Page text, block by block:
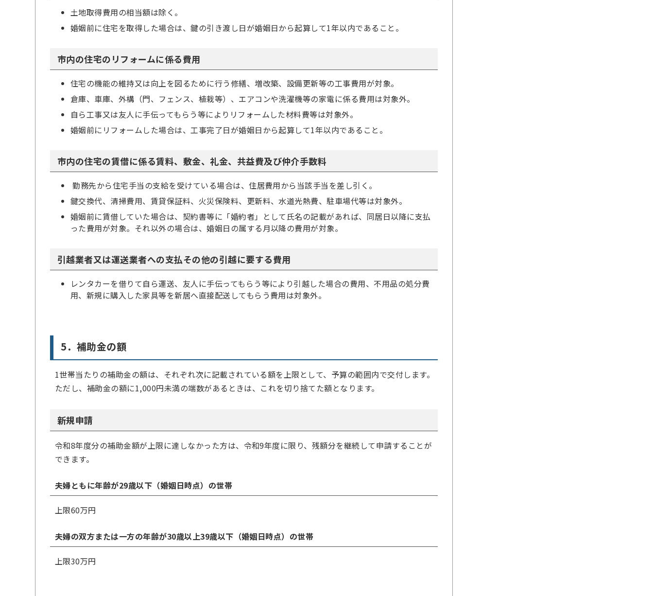
土地取得費用の相当額は除く。
婚姻前に住宅を取得した場合は、鍵の引き渡し日が婚姻日から起算して1年以内であること。
市内の住宅のリフォームに係る費用
住宅の機能の維持又は向上を図るために行う修繕、増改築、設備更新等の工事費用が対象。
倉庫、車庫、外構（門、フェンス、植栽等）、エアコンや洗濯機等の家電に係る費用は対象外。
自ら工事又は友人に手伝ってもらう等によりリフォームした材料費等は対象外。
婚姻前にリフォームした場合は、工事完了日が婚姻日から起算して1年以内であること。
市内の住宅の賃借に係る賃料、敷金、礼金、共益費及び仲介手数料
勤務先から住宅手当の支給を受けている場合は、住居費用から当該手当を差し引く。
鍵交換代、清掃費用、賃貸保証料、火災保険料、更新料、水道光熱費、駐車場代等は対象外。
婚姻前に賃借していた場合は、契約書等に「婚約者」として氏名の記載があれば、同居日以降に支払
った費用が対象。それ以外の場合は、婚姻日の属する月以降の費用が対象。
引越業者又は運送業者への支払その他の引越に要する費用
レンタカーを借りて自ら運送、友人に手伝ってもらう等により引越した場合の費用、不用品の処分費
用、新規に購入した家具等を新居へ直接配送してもらう費用は対象外。
5．補助金の額
1世帯当たりの補助金の額は、それぞれ次に記載されている額を上限として、予算の範囲内で交付します。
ただし、補助金の額に1,000円未満の端数があるときは、これを切り捨てた額となります。
新規申請
令和8年度分の補助金額が上限に達しなかった方は、令和9年度に限り、残額分を継続して申請することが
できます。
夫婦ともに年齢が29歳以下（婚姻日時点）の世帯
上限60万円
夫婦の双方または一方の年齢が30歳以上39歳以下（婚姻日時点）の世帯
上限30万円